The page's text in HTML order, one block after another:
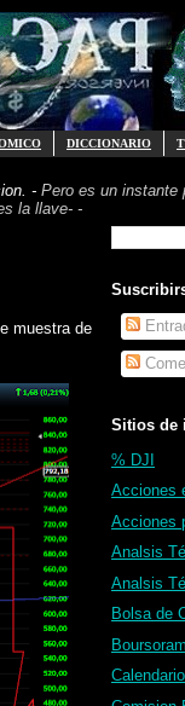
DICCIONARIO
- Pero es un instante
la llave- -
muestra de
Sitios de
% DJI
Acciones
Acciones
Analsis
Analsis
Bolsa de